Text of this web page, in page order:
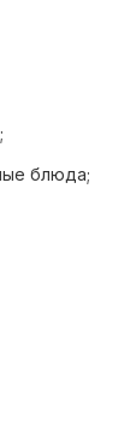
блюда;